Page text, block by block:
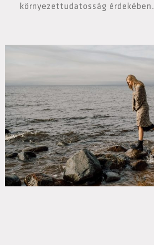
környezettudatosság érdekében.